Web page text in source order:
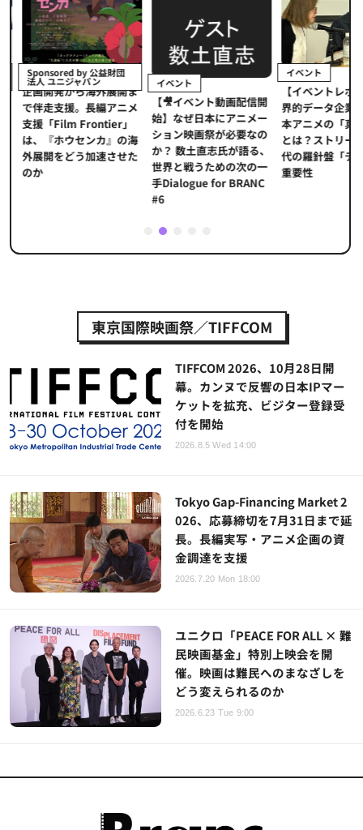
Sponsored by 公益財団
法人 ユニジャパン
企画開発から海外展開ま
で伴走支援。長編アニメ
支援「Film Frontier」
は、『ホウセンカ』の海
外展開をどう加速させた
のか
イベント
【🎥イベント動画配信開
始】なぜ日本にアニメー
ション映画祭が必要なの
か？ 数土直志氏が語る、
世界と戦うための次の一
手Dialogue for BRANC
#6
イベント
【イベントレポ
界的データ企業
本アニメの「真
とは？ストリー
代の羅針盤「デ
重要性
2
東京国際映画祭／TIFFCOM
TIFFCOM 2026、10月28日開
幕。カンヌで反響の日本IPマー
ケットを拡充、ビジター登録受
付を開始
2026.8.5 Wed 14:00
Tokyo Gap-Financing Market 2
026、応募締切を7月31日まで延
長。長編実写・アニメ企画の資
金調達を支援
2026.7.20 Mon 18:00
ユニクロ「PEACE FOR ALL × 難
民映画基金」特別上映会を開
催。映画は難民へのまなざしを
どう変えられるのか
2026.6.23 Tue 9:00